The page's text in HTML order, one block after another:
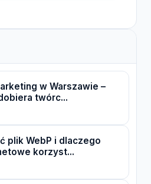
w Warszawie –
twórc...
plik WebP i dlaczego
korzyst...